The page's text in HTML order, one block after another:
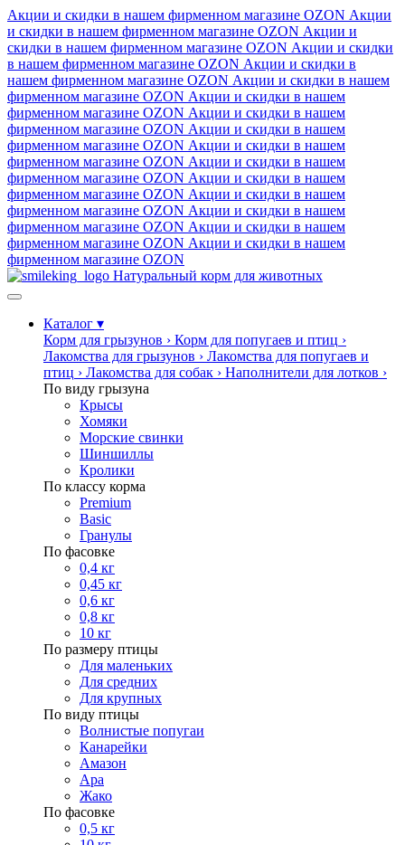
Акции и скидки в нашем фирменном магазине OZON Акции
и скидки в нашем фирменном магазине OZON Акции и
скидки в нашем фирменном магазине OZON Акции и скидки
в нашем фирменном магазине OZON Акции и скидки в
нашем фирменном магазине OZON Акции и скидки в нашем
фирменном магазине OZON Акции и скидки в нашем
фирменном магазине OZON Акции и скидки в нашем
фирменном магазине OZON Акции и скидки в нашем
фирменном магазине OZON Акции и скидки в нашем
фирменном магазине OZON Акции и скидки в нашем
фирменном магазине OZON Акции и скидки в нашем
фирменном магазине OZON Акции и скидки в нашем
фирменном магазине OZON Акции и скидки в нашем
фирменном магазине OZON Акции и скидки в нашем
фирменном магазине OZON Акции и скидки в нашем
фирменном магазине OZON
Натуральный корм для животных
Каталог ▾
Корм для грызунов › Корм для попугаев и птиц ›
Лакомства для грызунов › Лакомства для попугаев и
птиц › Лакомства для собак › Наполнители для лотков ›
По виду грызуна
Крысы
Хомяки
Морские свинки
Шиншиллы
Кролики
По классу корма
Premium
Basic
Гранулы
По фасовке
0,4 кг
0,45 кг
0,6 кг
0,8 кг
10 кг
По размеру птицы
Для маленьких
Для средних
Для крупных
По виду птицы
Волнистые попугаи
Канарейки
Амазон
Ара
Жако
По фасовке
0,5 кг